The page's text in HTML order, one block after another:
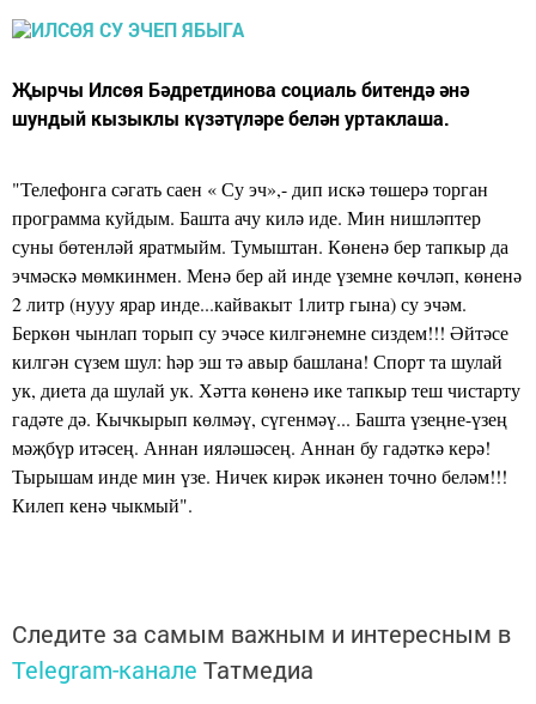
Җырчы Илсөя Бәдретдинова социаль битендә әнә
шундый кызыклы күзәтүләре белән уртаклаша.
"Телефонга сәгать саен « Су эч»,- дип искә төшерә торган
программа куйдым. Башта ачу килә иде. Мин нишләптер
суны бөтенләй яратмыйм. Тумыштан. Көненә бер тапкыр да
эчмәскә мөмкинмен. Менә бер ай инде үземне көчләп, көненә
2 литр (нууу ярар инде...кайвакыт 1литр гына) су эчәм.
Беркөн чынлап торып су эчәсе килгәнемне сиздем!!! Әйтәсе
килгән сүзем шул: һәр эш тә авыр башлана! Спорт та шулай
ук, диета да шулай ук. Хәтта көненә ике тапкыр теш чистарту
гадәте дә. Кычкырып көлмәү, сүгенмәү... Башта үзеңне-үзең
мәҗбүр итәсең. Аннан ияләшәсең. Аннан бу гадәткә керә!
Тырышам инде мин үзе. Ничек кирәк икәнен точно беләм!!!
Килеп кенә чыкмый".
Следите за самым важным и интересным в
Telegram-канале Татмедиа